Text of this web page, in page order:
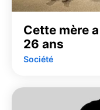
Cette mère
26 ans
Société